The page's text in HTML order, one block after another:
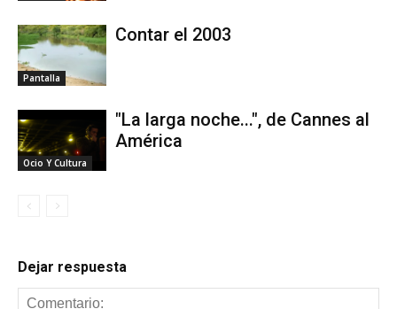
Pantalla
Contar el 2003
Ocio Y Cultura
"La larga noche...", de Cannes al
América
Dejar respuesta